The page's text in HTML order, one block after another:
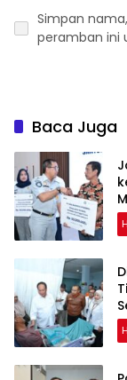
Simpan
peramban ini
Baca Juga